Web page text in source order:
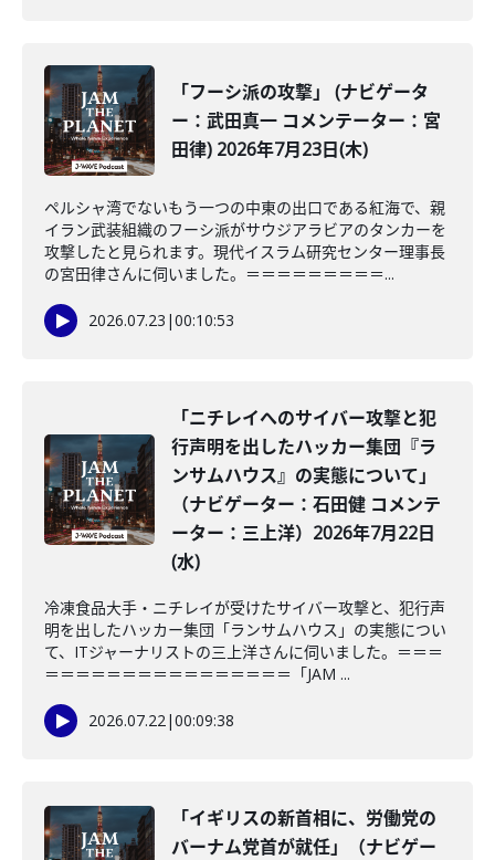
「フーシ派の攻撃」 (ナビゲータ
ー：武田真一 コメンテーター：宮
田律) 2026年7月23日(木)
ペルシャ湾でないもう一つの中東の出口である紅海で、親
イラン武装組織のフーシ派がサウジアラビアのタンカーを
攻撃したと見られます。現代イスラム研究センター理事長
の宮田律さんに伺いました。＝＝＝＝＝＝＝＝＝...
2026.07.23 |00:10:53
「ニチレイへのサイバー攻撃と犯
行声明を出したハッカー集団『ラ
ンサムハウス』の実態について」
（ナビゲーター：石田健 コメンテ
ーター：三上洋）2026年7月22日
(水)
冷凍食品大手・ニチレイが受けたサイバー攻撃と、犯行声
明を出したハッカー集団「ランサムハウス」の実態につい
て、ITジャーナリストの三上洋さんに伺いました。＝＝＝
＝＝＝＝＝＝＝＝＝＝＝＝＝＝＝＝「JAM ...
2026.07.22|00:09:38
「イギリスの新首相に、労働党の
バーナム党首が就任」（ナビゲー